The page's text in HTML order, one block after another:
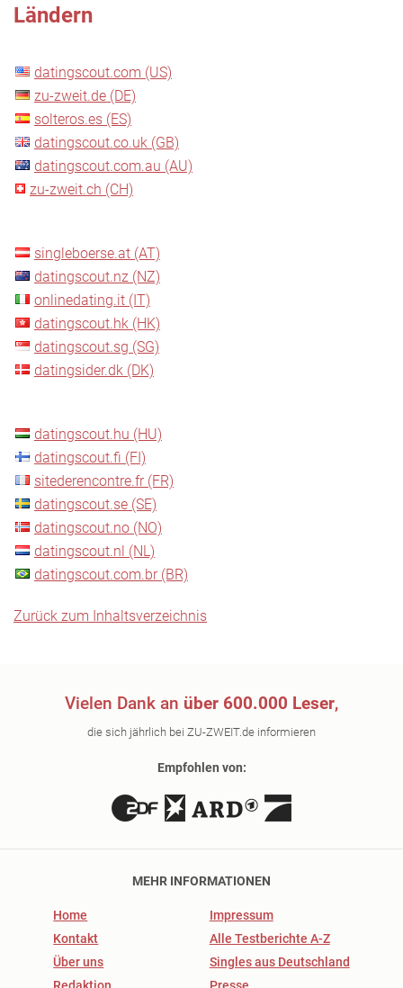
Ländern
datingscout.com (US)
zu-zweit.de (DE)
solteros.es (ES)
datingscout.co.uk (GB)
datingscout.com.au (AU)
zu-zweit.ch (CH)
singleboerse.at (AT)
datingscout.nz (NZ)
onlinedating.it (IT)
datingscout.hk (HK)
datingscout.sg (SG)
datingsider.dk (DK)
datingscout.hu (HU)
datingscout.fi (FI)
sitederencontre.fr (FR)
datingscout.se (SE)
datingscout.no (NO)
datingscout.nl (NL)
datingscout.com.br (BR)
Zurück zum Inhaltsverzeichnis
Vielen Dank an über 600.000 Leser,
die sich jährlich bei ZU-ZWEIT.de informieren
Empfohlen von:
MEHR INFORMATIONEN
Home
Kontakt
Über uns
Impressum
Alle Testberichte A-Z
Singles aus Deutschland